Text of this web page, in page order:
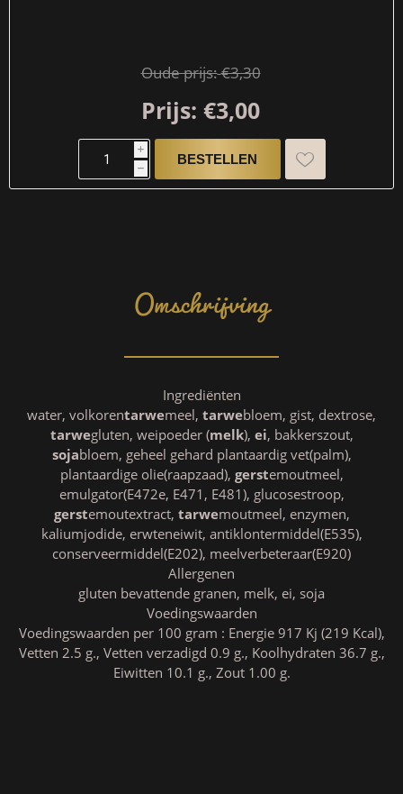
Oude prijs:€3,30
Prijs: €3,00
i
h
Omschrijving
Ingrediënten
water, volkorentarwemeel, tarwebloem, gist, dextrose,
tarwegluten, weipoeder (melk), ei, bakkerszout,
sojabloem, geheel gehard plantaardig vet(palm),
plantaardige olie(raapzaad), gerstemoutmeel,
emulgator(E472e, E471, E481), glucosestroop,
gerstemoutextract, tarwemoutmeel, enzymen,
kaliumjodide, erwteneiwit, antiklontermiddel(E535),
conserveermiddel(E202), meelverbeteraar(E920)
Allergenen
gluten bevattende granen, melk, ei, soja
Voedingswaarden
Voedingswaarden per 100 gram : Energie 917 Kj (219 Kcal),
Vetten 2.5 g., Vetten verzadigd 0.9 g., Koolhydraten 36.7 g.,
Eiwitten 10.1 g., Zout 1.00 g.